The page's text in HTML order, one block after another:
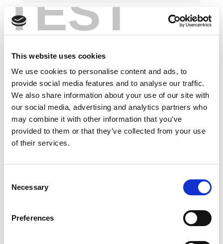
TEST
This website uses cookies
We use cookies to personalise content and ads, to
provide social media features and to analyse our traffic.
We also share information about your use of our site with
our social media, advertising and analytics partners who
may combine it with other information that you’ve
provided to them or that they’ve collected from your use
of their services.
Selection
Necessary
Preferences
다운로드 액세스
다운로드: 항목에는 소프트웨어, 드라이버, 소프트웨
어 라이선스, 관련 자료가 포함됩니다.
이 있어야 하며 건당 처리 소요 시간은 48 시간입니